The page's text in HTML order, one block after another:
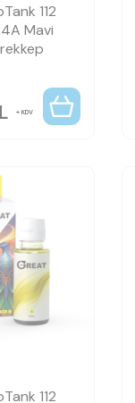
112
Mavi
KDV
112